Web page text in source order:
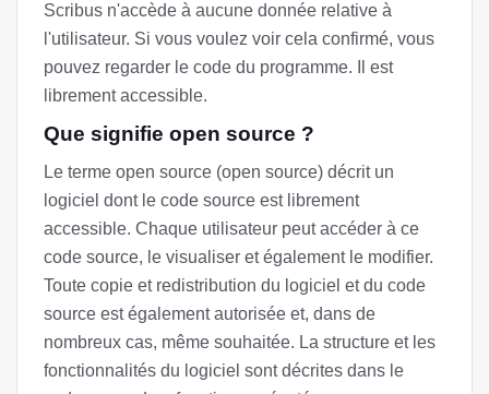
Scribus n'accède à aucune donnée relative à
l'utilisateur. Si vous voulez voir cela confirmé, vous
pouvez regarder le code du programme. Il est
librement accessible.
Que signifie open source ?
Le terme open source (open source) décrit un
logiciel dont le code source est librement
accessible. Chaque utilisateur peut accéder à ce
code source, le visualiser et également le modifier.
Toute copie et redistribution du logiciel et du code
source est également autorisée et, dans de
nombreux cas, même souhaitée. La structure et les
fonctionnalités du logiciel sont décrites dans le